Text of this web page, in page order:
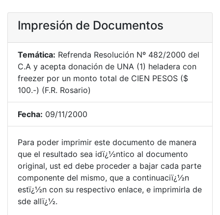
Impresión de Documentos
Temática: Refrenda Resolución Nº 482/2000 del
C.A y acepta donación de UNA (1) heladera con
freezer por un monto total de CIEN PESOS ($
100.-) (F.R. Rosario)
Fecha: 09/11/2000
Para poder imprimir este documento de manera
que el resultado sea idï¿½ntico al documento
original, ust ed debe proceder a bajar cada parte
componente del mismo, que a continuaciï¿½n
estï¿½n con su respectivo enlace, e imprimirla de
sde allï¿½.